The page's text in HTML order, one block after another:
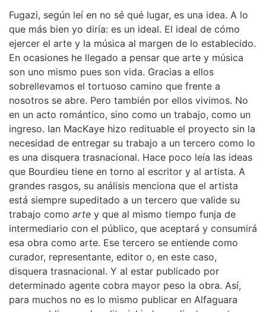
Fugazi, según leí en no sé qué lugar, es una idea. A lo
que más bien yo diría: es un ideal. El ideal de cómo
ejercer el arte y la música al margen de lo establecido.
En ocasiones he llegado a pensar que arte y música
son uno mismo pues son vida. Gracias a ellos
sobrellevamos el tortuoso camino que frente a
nosotros se abre. Pero también por ellos vivimos. No
en un acto romántico, sino como un trabajo, como un
ingreso. Ian MacKaye hizo redituable el proyecto sin la
necesidad de entregar su trabajo a un tercero como lo
es una disquera trasnacional. Hace poco leía las ideas
que Bourdieu tiene en torno al escritor y al artista. A
grandes rasgos, su análisis menciona que el artista
está siempre supeditado a un tercero que valide su
trabajo como arte y que al mismo tiempo funja de
intermediario con el público, que aceptará y consumirá
esa obra como arte. Ese tercero se entiende como
curador, representante, editor o, en este caso,
disquera trasnacional. Y al estar publicado por
determinado agente cobra mayor peso la obra. Así,
para muchos no es lo mismo publicar en Alfaguara